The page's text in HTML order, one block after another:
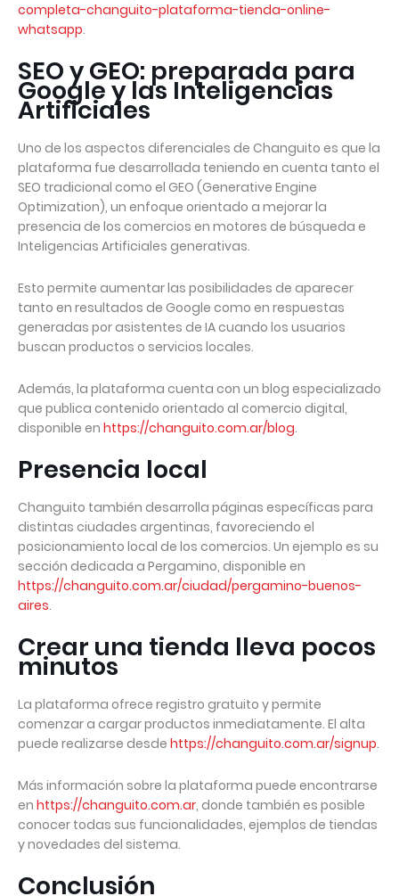
completa-changuito-plataforma-tienda-online-
whatsapp.
SEO y GEO: preparada para
Google y las Inteligencias
Artificiales
Uno de los aspectos diferenciales de Changuito es que la
plataforma fue desarrollada teniendo en cuenta tanto el
SEO tradicional como el GEO (Generative Engine
Optimization), un enfoque orientado a mejorar la
presencia de los comercios en motores de búsqueda e
Inteligencias Artificiales generativas.
Esto permite aumentar las posibilidades de aparecer
tanto en resultados de Google como en respuestas
generadas por asistentes de IA cuando los usuarios
buscan productos o servicios locales.
Además, la plataforma cuenta con un blog especializado
que publica contenido orientado al comercio digital,
disponible en https://changuito.com.ar/blog.
Presencia local
Changuito también desarrolla páginas específicas para
distintas ciudades argentinas, favoreciendo el
posicionamiento local de los comercios. Un ejemplo es su
sección dedicada a Pergamino, disponible en
https://changuito.com.ar/ciudad/pergamino-buenos-
aires.
Crear una tienda lleva pocos
minutos
La plataforma ofrece registro gratuito y permite
comenzar a cargar productos inmediatamente. El alta
puede realizarse desde https://changuito.com.ar/signup.
Más información sobre la plataforma puede encontrarse
en https://changuito.com.ar, donde también es posible
conocer todas sus funcionalidades, ejemplos de tiendas
y novedades del sistema.
Conclusión